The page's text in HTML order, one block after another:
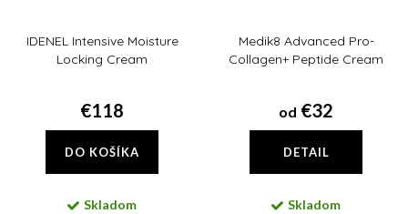
IDENEL Intensive Moisture
Locking Cream
€118
DO KOŠÍKA
Skladom
Medik8 Advanced Pro-
Collagen+ Peptide Cream
od €32
DETAIL
Skladom